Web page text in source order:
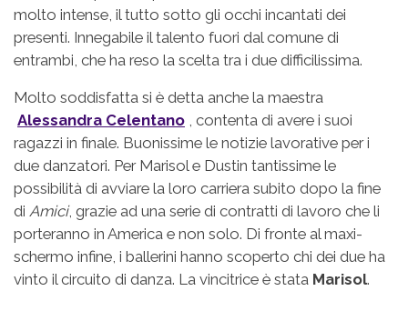
molto intense, il tutto sotto gli occhi incantati dei
presenti. Innegabile il talento fuori dal comune di
entrambi, che ha reso la scelta tra i due difficilissima.
Molto soddisfatta si è detta anche la maestra
Alessandra Celentano , contenta di avere i suoi
ragazzi in finale. Buonissime le notizie lavorative per i
due danzatori. Per Marisol e Dustin tantissime le
possibilità di avviare la loro carriera subito dopo la fine
di Amici, grazie ad una serie di contratti di lavoro che li
porteranno in America e non solo. Di fronte al maxi-
schermo infine, i ballerini hanno scoperto chi dei due ha
vinto il circuito di danza. La vincitrice è stata Marisol.